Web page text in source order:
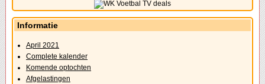
Informatie
April 2021
Complete kalender
Komende optochten
Afgelastingen